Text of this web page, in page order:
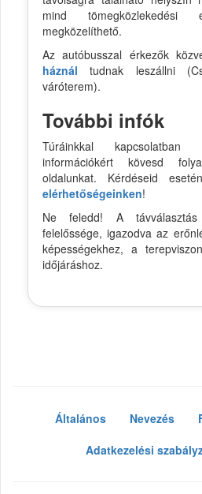
mind tömegközlekedési
megközelíthető.
Az autóbusszal érkezők
háznál tudnak leszállni
váróterem).
További infók
Túráinkkal
információkért kövesd
oldalunkat. Kérdéseid
elérhetőségeinken!
Ne feledd! A
felelőssége, igazodva az
képességekhez, a
időjáráshoz.
Általános Nevezés
Adatkezelési